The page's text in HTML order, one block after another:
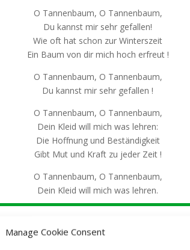
Manage Cookie Consent
O Tannenbaum, O Tannenbaum,
Du kannst mir sehr gefallen!
Wie oft hat schon zur Winterszeit
Ein Baum von dir mich hoch erfreut !
O Tannenbaum, O Tannenbaum,
Du kannst mir sehr gefallen !
O Tannenbaum, O Tannenbaum,
Dein Kleid will mich was lehren:
Die Hoffnung und Beständigkeit
Gibt Mut und Kraft zu jeder Zeit !
O Tannenbaum, O Tannenbaum,
Dein Kleid will mich was lehren.